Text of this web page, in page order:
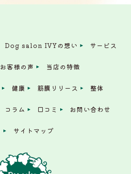
Dog salon IVYの想い サービス
お客様の声 当店の特徴
健康 筋膜リリース 整体
コラム 口コミ お問い合わせ
サイトマップ